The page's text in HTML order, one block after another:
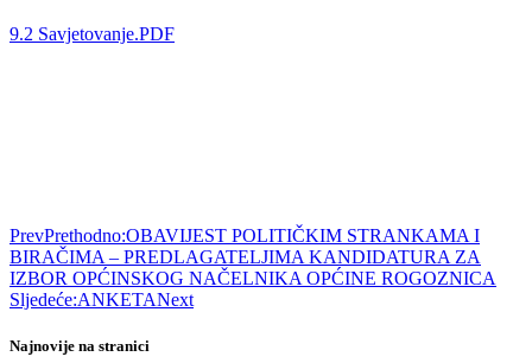
9.2 Savjetovanje.PDF
PrevPrethodno:OBAVIJEST POLITIČKIM STRANKAMA I
BIRAČIMA – PREDLAGATELJIMA KANDIDATURA ZA
IZBOR OPĆINSKOG NAČELNIKA OPĆINE ROGOZNICA
Sljedeće:ANKETANext
Najnovije na stranici